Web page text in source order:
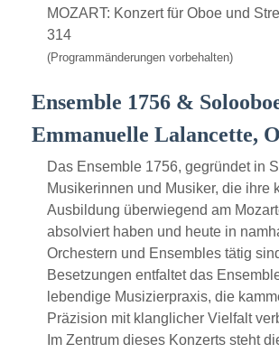
MOZART: Konzert für Oboe und
314
(Programmänderungen vorbehalten)
Ensemble 1756 &
Emmanuelle Lalancette,
Das Ensemble 1756, gegründet in
Musikerinnen und Musiker, die ihre
Ausbildung überwiegend am
absolviert haben und heute in
Orchestern und Ensembles tätig
Besetzungen entfaltet das
lebendige Musizierpraxis, die
Präzision mit klanglicher Vielfalt
Im Zentrum dieses Konzerts steht